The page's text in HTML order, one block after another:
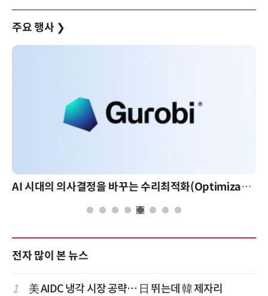
주요 행사 ❯
AI 시대의 의사결정을 바꾸는 수리최적화(Optimization): 실제 산업 적용 사례와 활용 전략
전자 많이 본 뉴스
1 美 AIDC 냉각 시장 공략… 日 뛰는데 韓 제자리